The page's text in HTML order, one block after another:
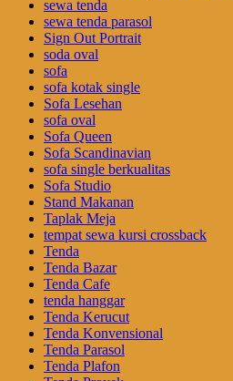
sewa tenda
sewa tenda parasol
Sign Out Portrait
soda oval
sofa
sofa kotak single
Sofa Lesehan
sofa oval
Sofa Queen
Sofa Scandinavian
sofa single berkualitas
Sofa Studio
Stand Makanan
Taplak Meja
tempat sewa kursi crossback
Tenda
Tenda Bazar
Tenda Cafe
tenda hanggar
Tenda Kerucut
Tenda Konvensional
Tenda Parasol
Tenda Plafon